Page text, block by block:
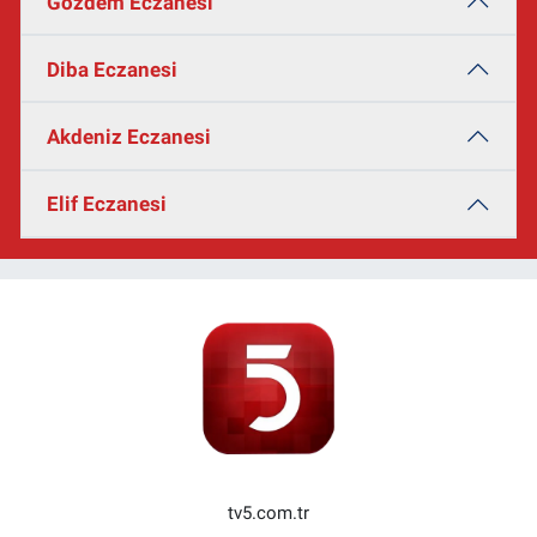
Diba Eczanesi
Akdeniz Eczanesi
Elif Eczanesi
tv5.com.tr